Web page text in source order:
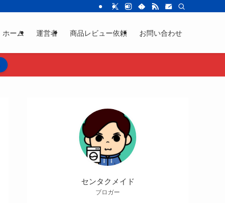
ホーム 運営者 商品レビュー依頼 お問い合わせ
センタクメイド
ブロガー